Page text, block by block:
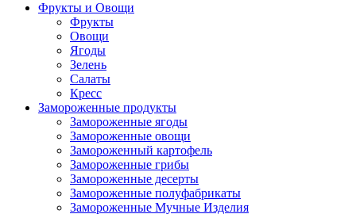
Фрукты и Овощи
Фрукты
Овощи
Ягоды
Зелень
Салаты
Кресс
Замороженные продукты
Замороженные ягоды
Замороженные овощи
Замороженный картофель
Замороженные грибы
Замороженные десерты
Замороженные полуфабрикаты
Замороженные Мучные Изделия